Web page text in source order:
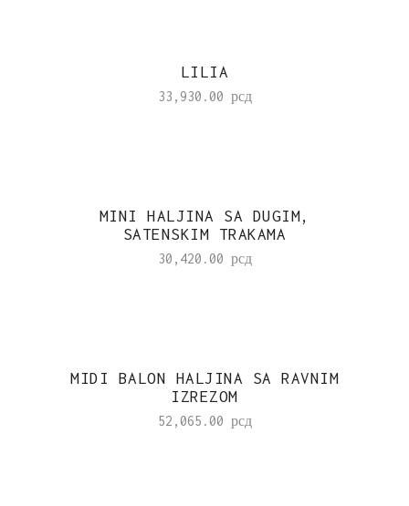
LILIA
33,930.00 рсд
MINI HALJINA SA DUGIM,
SATENSKIM TRAKAMA
30,420.00 рсд
MIDI BALON HALJINA SA RAVNIM
IZREZOM
52,065.00 рсд